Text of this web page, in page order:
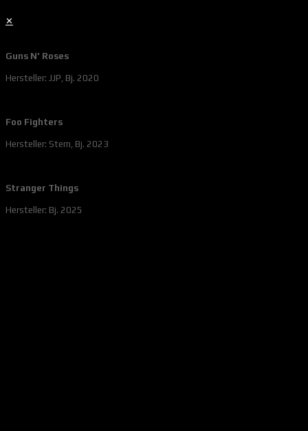
✕
Guns N' Roses
Hersteller: JJP, Bj. 2020
Foo Fighters
Hersteller: Stern, Bj. 2023
Stranger Things
Hersteller: Bj. 2025